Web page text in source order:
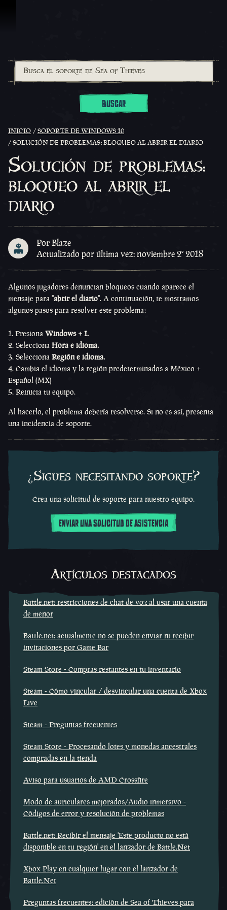
BUSCAR
INICIO
SOPORTE DE WINDOWS 10
SOLUCIÓN DE PROBLEMAS: BLOQUEO AL ABRIR EL DIARIO
Solución de problemas:
bloqueo al abrir el
diario
Por Blaze
Actualizado por última vez: noviembre 2º 2018
Algunos jugadores denuncian bloqueos cuando aparece el
mensaje para "abrir el diario". A continuación, te mostramos
algunos pasos para resolver este problema:
1. Presiona Windows + I.
2. Selecciona Hora e idioma.
3. Selecciona Región e idioma.
4. Cambia el idioma y la región predeterminados a México +
Español (MX)
5. Reinicia tu equipo.
Al hacerlo, el problema debería resolverse. Si no es así, presenta
una incidencia de soporte.
¿Sigues necesitando soporte?
Crea una solicitud de soporte para nuestro equipo.
ENVIAR UNA SOLICITUD DE ASISTENCIA
Artículos destacados
Battle.net: restricciones de chat de voz al usar una cuenta
de menor
Battle.net: actualmente no se pueden enviar ni recibir
invitaciones por Game Bar
Steam Store - Compras restantes en tu inventario
Steam - Cómo vincular / desvincular una cuenta de Xbox
Live
Steam - Preguntas frecuentes
Steam Store - Procesando lotes y monedas ancestrales
compradas en la tienda
Aviso para usuarios de AMD Crossfire
Modo de auriculares mejorados/Audio inmersivo -
Códigos de error y resolución de problemas
Battle.net: Recibir el mensaje 'Este producto no está
disponible en tu región' en el lanzador de Battle.Net
Xbox Play en cualquier lugar con el lanzador de
Battle.Net
Preguntas frecuentes: edición de Sea of Thieves para